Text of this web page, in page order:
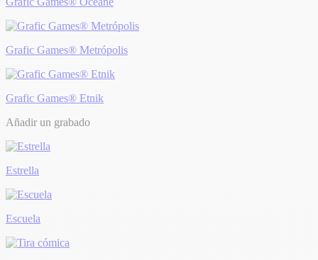
Grafic Games® Metrópolis
Grafic Games® Etnik
Añadir un grabado
Estrella
Escuela